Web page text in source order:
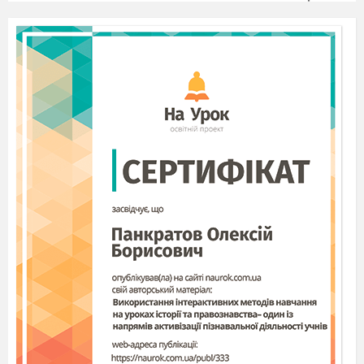
Дотримуватись тиші і порядку.
Виконувати вимоги викладача і
лаборанта.
Дотримуватись режиму роботи (згідно
Санітарних правил і норм).
Після закінчення роботи завершити всі
активні програми і коректно вимкнути
комп’ютер.
Залишити робоче місце чистим.
Працюючи за комп’ютером, необхідно
дотримуватись правил:
Відстань від екрану до очей – 70-
(відстань витягнутої руки).
Вертикально пряма спина.
Плечі опущені і розслаблені.
Ноги на підлозі і не схрещені.